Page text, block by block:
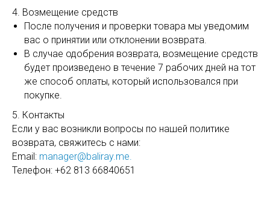
4. Возмещение средств
После получения и проверки товара мы уведомим
вас о принятии или отклонении возврата.
В случае одобрения возврата, возмещение средств
будет произведено в течение 7 рабочих дней на тот
же способ оплаты, который использовался при
покупке.
5. Контакты
Если у вас возникли вопросы по нашей политике
возврата, свяжитесь с нами:
Email: manager@baliray.me.
Телефон: +62 813 66840651